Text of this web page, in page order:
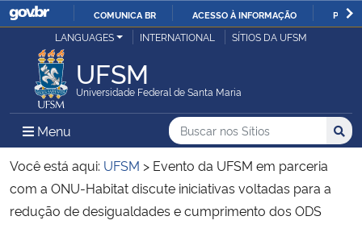
IR
COMUNICA BR ACESSO À INFORMAÇÃO
Ministério da Justiça e Segurança Pública
Ministério da Defesa
Ministério das Relações Exteriores
Ministério da Economia
LANGUAGES INTERNATIONAL SÍTIOS DA UFSM
UFSM
Universidade Federal de Santa Maria
Menu Menu Principal do Sítio
Busca
Buscar no nos Sítios
Busca:
Você está aqui: UFSM > Evento da UFSM em parceria
com a ONU-Habitat discute iniciativas voltadas para a
redução de desigualdades e cumprimento dos ODS